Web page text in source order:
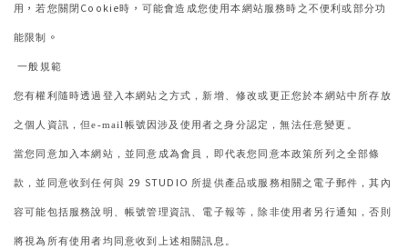
用 ，若您關閉 Cookie時 ， 可能會造成您使用本網站服務時之不便利或部分功
能限制 。
一般規範
您有權利隨時透過登入本網站之方式 ，新增、修改或更正您於本網站中所存放
之個人資訊 ，但e-mail帳號因涉及使用者之身分認定 ，無法任意變更 。
當您同意加入本網站 ，並同意成為會員 ， 即代表您同意本政策所列之全部條
款 ，並同意收到任何與 29 STUDIO 所提供產品或服務相關之電子郵件 ，其內
容可能包括服務說明 、帳號管理資訊、 電子報等 ， 除非使用者另行通知 ，否則
將視為所有使用者均同意收到上述相關訊息 。